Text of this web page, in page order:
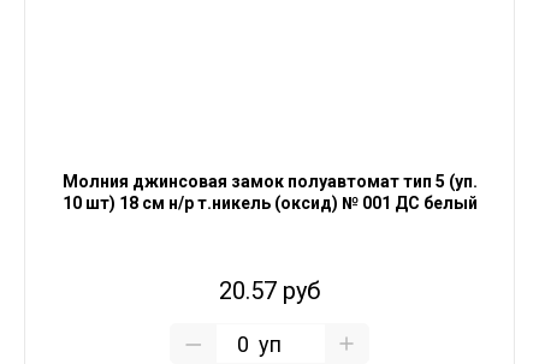
Молния джинсовая замок полуавтомат тип 5 (уп.
10 шт) 18 см н/р т.никель (оксид) № 001 ДС белый
20.57 руб
уп